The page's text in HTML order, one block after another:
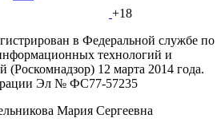
+18
в Федеральной службе по
технологий и
12 марта 2014 года.
Эл № ФС77-57235
Мария Сергеевна